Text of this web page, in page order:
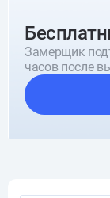
Замерщик
часов после